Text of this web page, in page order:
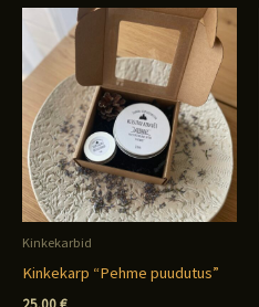
Kinkekarbid
Kinkekarp “Pehme puudutus”